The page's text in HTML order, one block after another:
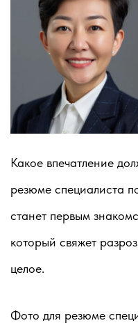
Какое впечатление
резюме специалиста
станет первым
который свяжет
целое.
Фото для резюме